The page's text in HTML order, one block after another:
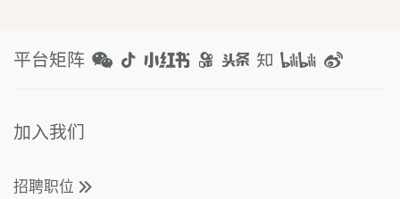
平台矩阵
加入我们
招聘职位